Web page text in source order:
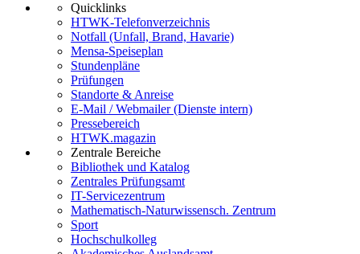
Quicklinks
HTWK-Telefonverzeichnis
Notfall (Unfall, Brand, Havarie)
Mensa-Speiseplan
Stundenpläne
Prüfungen
Standorte & Anreise
E-Mail / Webmailer (Dienste intern)
Pressebereich
HTWK.magazin
Zentrale Bereiche
Bibliothek und Katalog
Zentrales Prüfungsamt
IT-Servicezentrum
Mathematisch-Naturwissensch. Zentrum
Sport
Hochschulkolleg